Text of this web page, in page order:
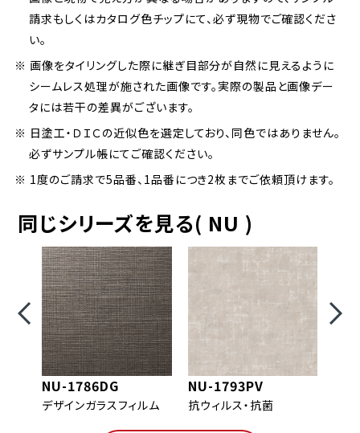
請求もしくはカタログ色チップにて、必ず現物でご確認くださ
い。
※ 画像をタイリングした際に継ぎ目部分が自然に見えるように
シームレス処理が施された画像です。実際の製品と画像デー
タには若干の差異がございます。
※ 日塗工・ＤＩＣの近似色を選定しており、同色ではありません。
必ずサンプル帳にてご確認ください。
※ 1度のご請求で5品番、1品番につき2枚までご依頼頂けます。
同じシリーズを見る( NU )
NU-1786DG
デザインガラスフィルム
NU-1793PV
抗ウィルス・抗菌